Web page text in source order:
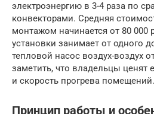
электроэнергию в 3-4 раза по
конвекторами. Средняя
монтажом начинается от 80 000
установки занимает от одного
тепловой насос воздух-воздух
заметить, что владельцы ценят
и скорость прогрева помещений.
Принцип работы и